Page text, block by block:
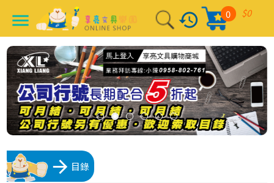
menu history $0
0
arrow_forward 目錄